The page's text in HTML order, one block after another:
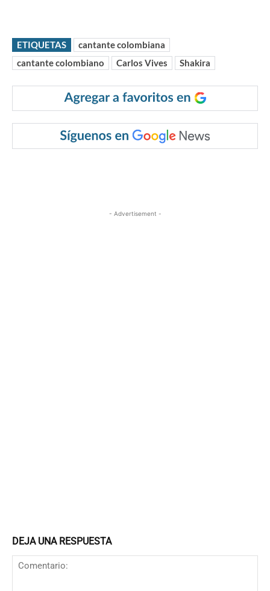
ETIQUETAS
cantante colombiana
cantante colombiano
Carlos Vives Shakira
- Advertisement -
DEJA UNA RESPUESTA